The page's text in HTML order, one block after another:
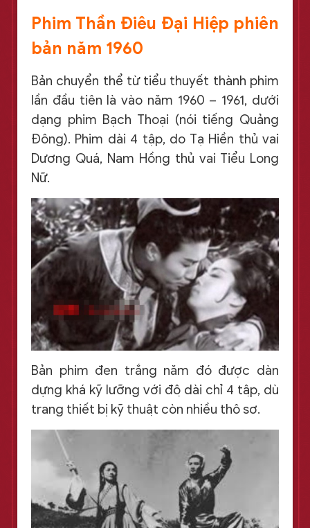
Phim Thần Điêu Đại Hiệp phiên
bản năm 1960
Bản chuyển thể từ tiểu thuyết thành phim
lần đầu tiên là vào năm 1960 – 1961, dưới
dạng phim Bạch Thoại (nói tiếng Quảng
Đông). Phim dài 4 tập, do Tạ Hiền thủ vai
Dương Quá, Nam Hồng thủ vai Tiểu Long
Nữ.
Bản phim đen trắng năm đó được dàn
dựng khá kỹ lưỡng với độ dài chỉ 4 tập, dù
trang thiết bị kỹ thuật còn nhiều thô sơ.